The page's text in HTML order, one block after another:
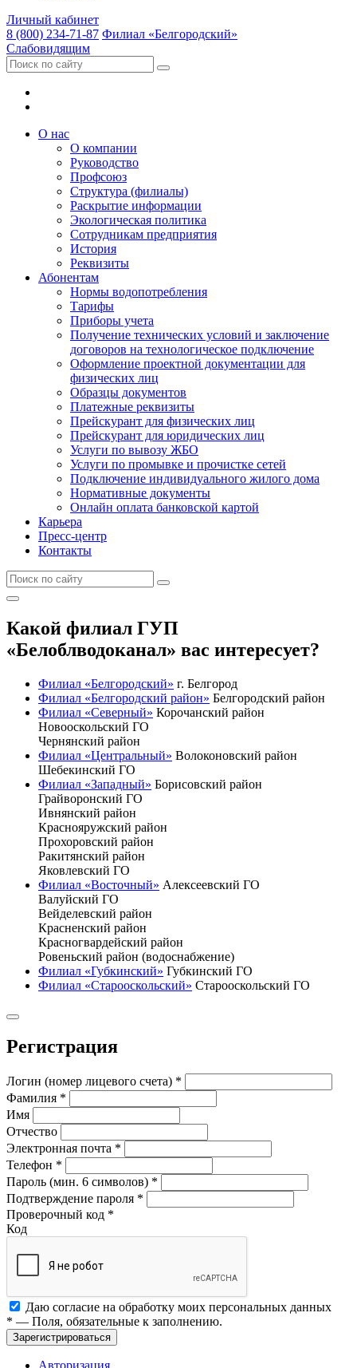
Личный кабинет
8 (800) 234-71-87 Филиал «Белгородский»
Слабовидящим
О нас
О компании
Руководство
Профсоюз
Структура (филиалы)
Раскрытие информации
Экологическая политика
Сотрудникам предприятия
История
Реквизиты
Абонентам
Нормы водопотребления
Тарифы
Приборы учета
Получение технических условий и заключение
договоров на технологическое подключение
Оформление проектной документации для
физических лиц
Образцы документов
Платежные реквизиты
Прейскурант для физических лиц
Прейскурант для юридических лиц
Услуги по вывозу ЖБО
Услуги по промывке и прочистке сетей
Подключение индивидуального жилого дома
Нормативные документы
Онлайн оплата банковской картой
Карьера
Пресс-центр
Контакты
Какой филиал ГУП
«Белоблводоканал» вас интересует?
Филиал «Белгородский» г. Белгород
Филиал «Белгородский район» Белгородский район
Филиал «Северный» Корочанский район
Новооскольский ГО
Чернянский район
Филиал «Центральный» Волоконовский район
Шебекинский ГО
Филиал «Западный» Борисовский район
Грайворонский ГО
Ивнянский район
Краснояружский район
Прохоровский район
Ракитянский район
Яковлевский ГО
Филиал «Восточный» Алексеевский ГО
Валуйский ГО
Вейделевский район
Красненский район
Красногвардейский район
Ровеньский район (водоснабжение)
Филиал «Губкинский» Губкинский ГО
Филиал «Старооскольский» Старооскольский ГО
Регистрация
Логин (номер лицевого счета) *
Фамилия *
Имя
Отчество
Электронная почта *
Телефон *
Пароль (мин. 6 символов) *
Подтверждение пароля *
Проверочный код *
Код
Даю согласие на обработку моих персональных данных
* — Поля, обязательные к заполнению.
Зарегистрироваться
Авторизация